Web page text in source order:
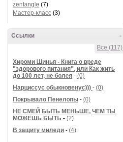
zentangle (7)
Мастер-класс (3)
-
Ссылки
Все (117)
Хироми Шинья - Книга о вреде
"здорового питания", или Как жить
до 100 лет, не болея - (0)
Нарциссус обыкновенус))) - (0)
Покрывало Пенелопы - (0)
НЕ СМЕЙ БЫТЬ МЕНЬШЕ, ЧЕМ ТЫ
МОЖЕШЬ БЫТЬ - (2)
В защиту миледи - (4)